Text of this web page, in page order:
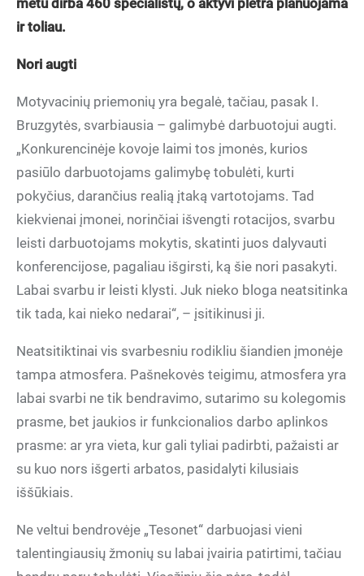
metu dirba 460 specialistų, o aktyvi plėtra planuojama
ir toliau.
Nori augti
Motyvacinių priemonių yra begalė, tačiau, pasak I.
Bruzgytės, svarbiausia – galimybė darbuotojui augti.
„Konkurencinėje kovoje laimi tos įmonės, kurios
pasiūlo darbuotojams galimybę tobulėti, kurti
pokyčius, darančius realią įtaką vartotojams. Tad
kiekvienai įmonei, norinčiai išvengti rotacijos, svarbu
leisti darbuotojams mokytis, skatinti juos dalyvauti
konferencijose, pagaliau išgirsti, ką šie nori pasakyti.
Labai svarbu ir leisti klysti. Juk nieko bloga neatsitinka
tik tada, kai nieko nedarai“, – įsitikinusi ji.
Neatsitiktinai vis svarbesniu rodikliu šiandien įmonėje
tampa atmosfera. Pašnekovės teigimu, atmosfera yra
labai svarbi ne tik bendravimo, sutarimo su kolegomis
prasme, bet jaukios ir funkcionalios darbo aplinkos
prasme: ar yra vieta, kur gali tyliai padirbti, pažaisti ar
su kuo nors išgerti arbatos, pasidalyti kilusiais
iššūkiais.
Ne veltui bendrovėje „Tesonet“ darbuojasi vieni
talentingiausių žmonių su labai įvairia patirtimi, tačiau